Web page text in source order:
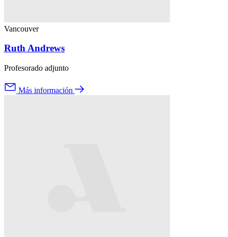
Vancouver
Ruth Andrews
Profesorado adjunto
Más información